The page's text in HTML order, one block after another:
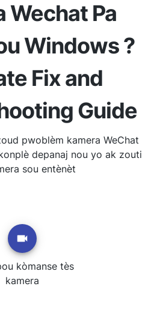
Wechat Pa
Windows ?
Fix and
Guide
pwoblèm kamera WeChat
depanaj nou yo ak zouti
sou entènèt
kòmanse tès
kamera